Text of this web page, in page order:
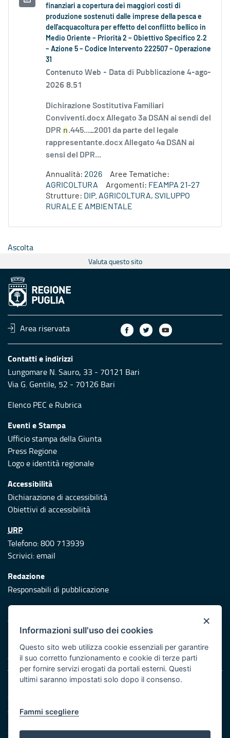
finanziari a copertura dei maggiori costi di
produzione sostenuti dalle imprese della pesca e
dell'acquacoltura per effetto del conflitto bellico in
Medio Oriente – Priorità 2 – Obiettivo Specifico 2.2
– Azione 5 – Codice Intervento 222507 – Operazione
31
Contenuto Web - Data di Pubblicazione 4-ago-
2026 8.51
Dichirazione Sostitutiva Familiari
Conviventi.docx Allegato 3a DSAN ai sendi del
DPR n.445..._2001 da parte del legale
rappresentante.docx Allegato 4a DSAN ai
sensi del DPR...
Annualità: 2026
Aree Tematiche:
AGRICOLTURA
Argomenti: FEAMPA 21-27
Strutture: DIP. AGRICOLTURA, SVILUPPO
RURALE E AMBIENTALE
Ascolta
Valuta questo sito
Area riservata
Contatti e indirizzi
Lungomare N. Sauro, 33 - 70121 Bari
Via G. Gentile, 52 - 70126 Bari
Elenco PEC e Rubrica
Eventi e Stampa
Ufficio stampa della Giunta
Press Regione
Logo e identità regionale
Accessibilità
Dichiarazione di accessibilità
Obiettivi di accessibilità
URP
Telefono: 800 713939
Scrivici:email
Redazione
Responsabili di pubblicazione
Protezione civile
Vai al sito di Protezione Civile Puglia
Iniziativa finanziata con risorse del POR Puglia 2014/2020 -
Asse XI
Note legali
Cookie e privacy
Atti di notifica
Servizi Intranet
×
Informazioni sull'uso dei cookies
Questo sito web utilizza cookie essenziali per garantire
il suo corretto funzionamento e cookie di terze parti
per fornire servizi erogati da portali esterni. Questi
ultimi saranno impostati solo dopo il consenso.
Fammi scegliere